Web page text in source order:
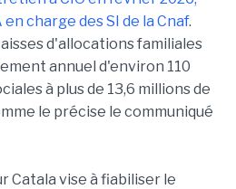
charge des SI de la Cnaf.
d'allocations familiales
annuel d'environ 110
à plus de 13,6 millions de
le précise le communiqué
Catala vise à fiabiliser le